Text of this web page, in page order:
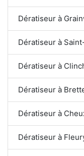
Dératiseur à
Dératiseur à
Dératiseur à
Dératiseur à
Dératiseur à
Dératiseur à